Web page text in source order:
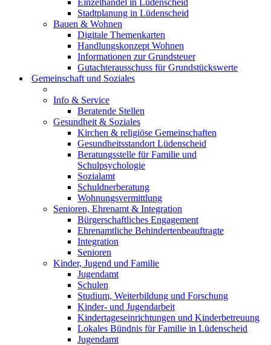
Einzelhandel in Lüdenscheid
Stadtplanung in Lüdenscheid
Bauen & Wohnen
Digitale Themenkarten
Handlungskonzept Wohnen
Informationen zur Grundsteuer
Gutachterausschuss für Grundstückswerte
Gemeinschaft und Soziales
Info & Service
Beratende Stellen
Gesundheit & Soziales
Kirchen & religiöse Gemeinschaften
Gesundheitsstandort Lüdenscheid
Beratungsstelle für Familie und
Schulpsychologie
Sozialamt
Schuldnerberatung
Wohnungsvermittlung
Senioren, Ehrenamt & Integration
Bürgerschaftliches Engagement
Ehrenamtliche Behindertenbeauftragte
Integration
Senioren
Kinder, Jugend und Familie
Jugendamt
Schulen
Studium, Weiterbildung und Forschung
Kinder- und Jugendarbeit
Kindertageseinrichtungen und Kinderbetreuung
Lokales Bündnis für Familie in Lüdenscheid
Jugendamt